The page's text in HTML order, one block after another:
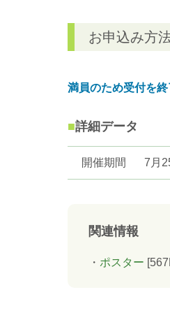
お申込み方
満員のため受付を
詳細データ
開催期間 7月
関連情報
ポスター